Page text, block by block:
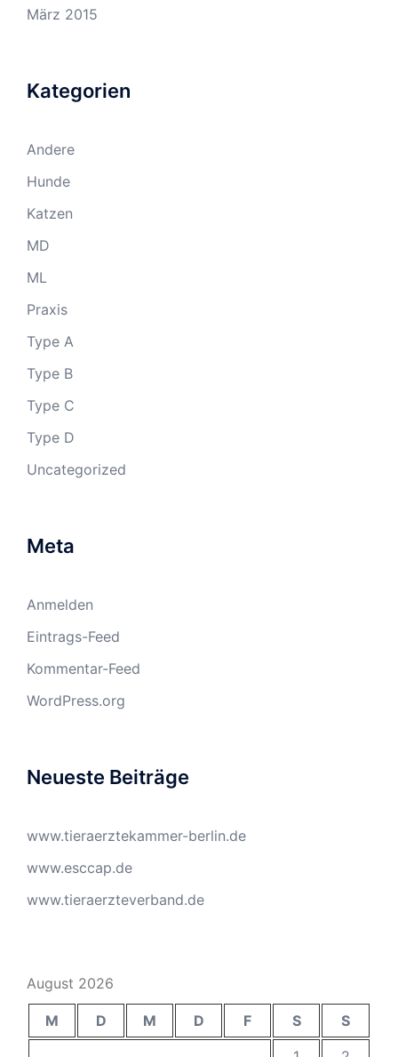
März 2015
Kategorien
Andere
Hunde
Katzen
MD
ML
Praxis
Type A
Type B
Type C
Type D
Uncategorized
Meta
Anmelden
Eintrags-Feed
Kommentar-Feed
WordPress.org
Neueste Beiträge
www.tieraerztekammer-berlin.de
www.esccap.de
www.tieraerzteverband.de
August 2026
M D M D F S
S